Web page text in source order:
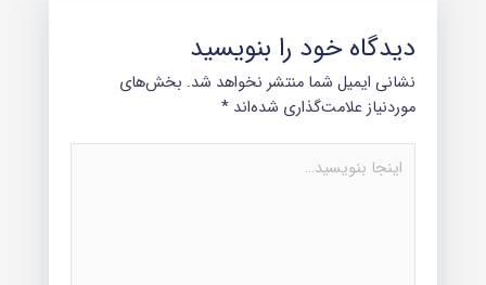
دیدگاه‌ خود را بنویسید
نشانی ایمیل شما منتشر نخواهد شد. بخش‌های
موردنیاز علامت‌گذاری شده‌اند *
بنویسید…